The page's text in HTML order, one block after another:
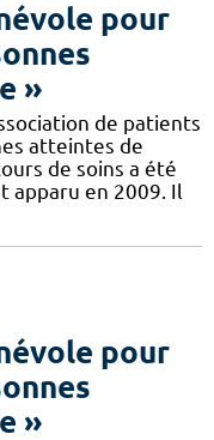
pour
»
de patients
atteintes de
de soins a été
apparu en 2009. Il
pour
»